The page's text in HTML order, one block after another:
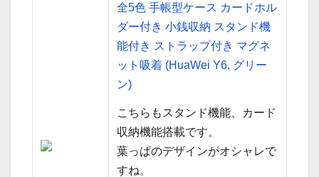
全5色 手帳型ケース カードホル
ダー付き 小銭収納 スタンド機
能付き ストラップ付き マグネ
ット吸着 (HuaWei Y6, グリー
ン)
こちらもスタンド機能、カード
収納機能搭載です。
葉っぱのデザインがオシャレで
すね。